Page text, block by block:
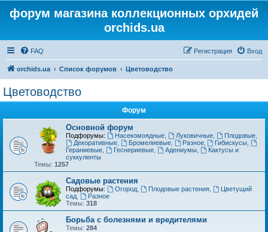
форум магазина коллекционных орхидей
orchids.ua
FAQ Вход
Регистрация
orchids.ua Список форумов Цветоводство
Цветоводство
Форум
Основной форум
Подфорумы: Насекомоядные, Луковичные, Плодовые,
Декоративные, Бромелиевые, Разное, Гибискусы
Гераниевые
Геснериевые, Адениумы,
Кактусы и
суккуленты
Темы: 1257
Садовые растения
Подфорумы: Огород, Плодовые растения,
Цветущий
сад
Разное
Темы: 318
Борьба с болезнями и вредителями
Темы: 284